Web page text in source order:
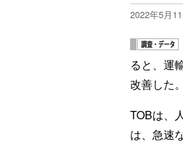
2022年5月
ると、運
改善した
TOBは、
は、急速